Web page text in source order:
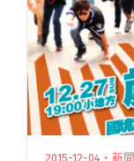
2015-12-04・新聞